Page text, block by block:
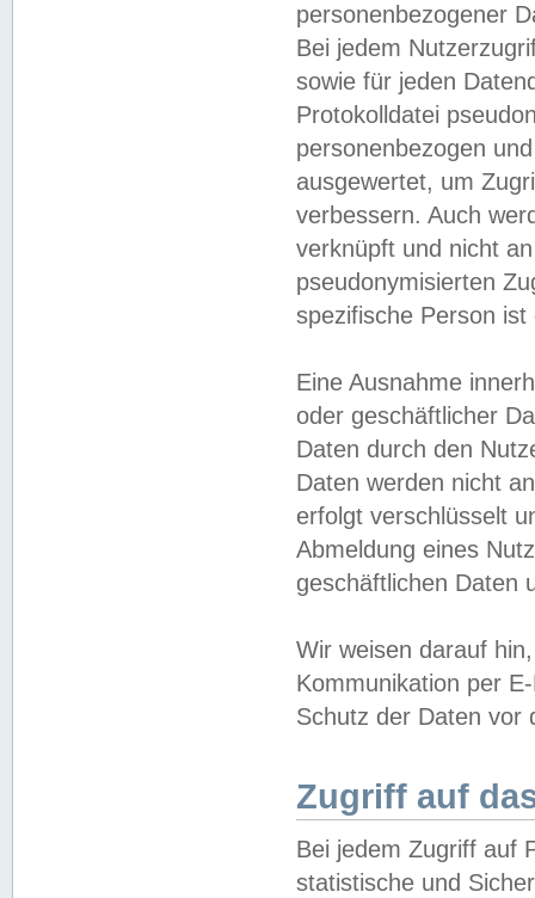
personenbezogener
Bei jedem
sowie für jeden
Protokolldatei
personenbezogen
ausgewertet, um
verbessern. Auch
verknüpft und nicht
pseudonymisierten
spezifische Person
Eine Ausnahme
oder geschäftlicher
Daten durch den
Daten werden nicht
erfolgt verschlüsselt
Abmeldung eines
geschäftlichen Daten
Wir weisen darauf
Kommunikation per
Schutz der Daten vor
Zugriff auf
Bei jedem Zugriff auf
statistische und